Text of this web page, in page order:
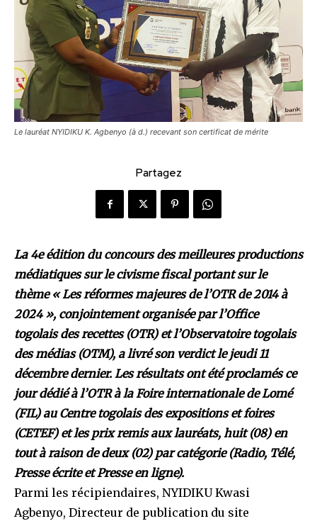
Le lauréat NYIDIKU K. Agbenyo (à d.) recevant son certificat de mérite
Partagez
La 4e édition du concours des meilleures productions
médiatiques sur le civisme fiscal portant sur le
thème « Les réformes majeures de l’OTR de 2014 à
2024 », conjointement organisée par l’Office
togolais des recettes (OTR) et l’Observatoire togolais
des médias (OTM), a livré son verdict le jeudi 11
décembre dernier. Les résultats ont été proclamés ce
jour dédié à l’OTR à la Foire internationale de Lomé
(FIL) au Centre togolais des expositions et foires
(CETEF) et les prix remis aux lauréats, huit (08) en
tout à raison de deux (02) par catégorie (Radio, Télé,
Presse écrite et Presse en ligne).
Parmi les récipiendaires, NYIDIKU Kwasi
Agbenyo, Directeur de publication du site